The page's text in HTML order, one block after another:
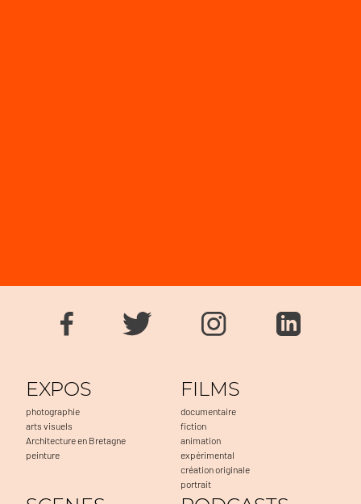
EXPOS
photographie
arts visuels
Architecture en Bretagne
peinture
FILMS
documentaire
fiction
animation
expérimental
création originale
portrait